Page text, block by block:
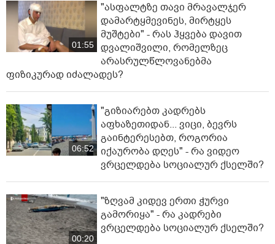
01:55
"ასფალტზე თავი მრავალჯერ
დამარტყმევინეს, მირტყეს
მუშტები" - რას ჰყვება დავით
დვალიშვილი, რომელზეც
არასრულწლოვანებმა
ფიზიკურად იძალადეს?
06:52
"გიზიარებთ კადრებს
აფხაზეთიდან... ვიცი, ბევრს
გაინტერესებთ, როგორია
იქაურობა დღეს" - რა ვიდეო
ვრცელდება სოციალურ ქსელში?
00:20
"ზღვამ კიდევ ერთი ჭურვი
გამორიყა" - რა კადრები
ვრცელდება სოციალურ ქსელში?